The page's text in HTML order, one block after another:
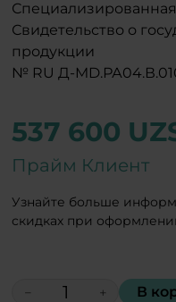
Свидетельство о
продукции
№ RU Д-
537 600
Прайм Клиент
Узнайте больше
скидках при
− + В